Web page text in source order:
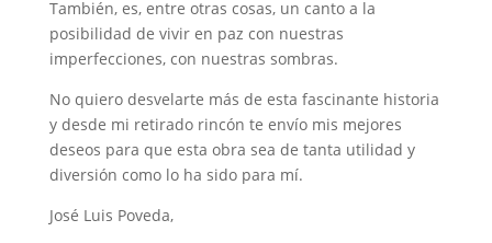
También, es, entre otras cosas, un canto a la
posibilidad de vivir en paz con nuestras
imperfecciones, con nuestras sombras.
No quiero desvelarte más de esta fascinante historia
y desde mi retirado rincón te envío mis mejores
deseos para que esta obra sea de tanta utilidad y
diversión como lo ha sido para mí.
José Luis Poveda,